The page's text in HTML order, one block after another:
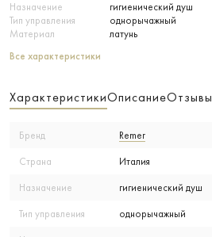
Назначение
гигиенический душ
Тип управления
однорычажный
Материал
латунь
Все характеристики
ХарактеристикиОписаниеОтзывы
Бренд Remer
Страна Италия
Назначение гигиенический душ
Тип управления однорычажный